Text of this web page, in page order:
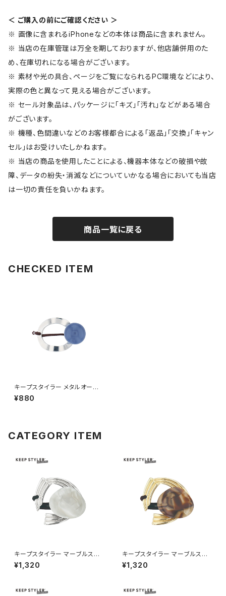
＜ ご購入の前にご確認ください ＞
※ 画像に含まれるiPhoneなどの本体は商品に含まれません。
※ 当店の在庫管理は万全を期しておりますが、他店舗併用のた
め、在庫切れになる場合がございます。
※ 素材や光の具合、ページをご覧になられるPC環境などにより、
実際の色と異なって見える場合がございます。
※ セール対象品は、パッケージに「キズ」「汚れ」などがある場合
がございます。
※ 機種、色間違いなどのお客様都合による「返品」「交換」「キャン
セル」はお受けいたしかねます。
※ 当店の商品を使用したことによる、機器本体などの破損や故
障、データの紛失・消滅などについていかなる場合においても当店
は一切の責任を負いかねます。
商品一覧に戻る
CHECKED ITEM
キープスタイラー メタルオーバ
ル HHG0959-SV（シルバー）
¥880
CATEGORY ITEM
キープスタイラー マーブルスト
ーン HHG1188-SV（シルバー）
¥1,320
キープスタイラー マーブルスト
ーン HHG1188-GD（ゴールド）
¥1,320